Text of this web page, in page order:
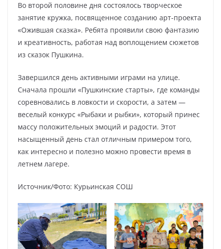
Во второй половине дня состоялось творческое
занятие кружка, посвященное созданию арт-проекта
«Ожившая сказка». Ребята проявили свою фантазию
и креативность, работая над воплощением сюжетов
из сказок Пушкина.
Завершился день активными играми на улице.
Сначала прошли «Пушкинские старты», где команды
соревновались в ловкости и скорости, а затем —
веселый конкурс «Рыбаки и рыбки», который принес
массу положительных эмоций и радости. Этот
насыщенный день стал отличным примером того,
как интересно и полезно можно провести время в
летнем лагере.
Источник/Фото: Курьинская СОШ